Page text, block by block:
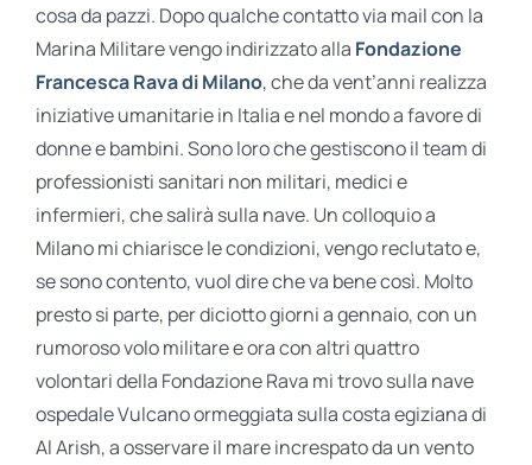
cosa da pazzi. Dopo qualche contatto via mail con la
Marina Militare vengo indirizzato alla Fondazione
Francesca Rava di Milano, che da vent’anni realizza
iniziative umanitarie in Italia e nel mondo a favore di
donne e bambini. Sono loro che gestiscono il team di
professionisti sanitari non militari, medici e
infermieri, che salirà sulla nave. Un colloquio a
Milano mi chiarisce le condizioni, vengo reclutato e,
se sono contento, vuol dire che va bene così. Molto
presto si parte, per diciotto giorni a gennaio, con un
rumoroso volo militare e ora con altri quattro
volontari della Fondazione Rava mi trovo sulla nave
ospedale Vulcano ormeggiata sulla costa egiziana di
Al Arish, a osservare il mare increspato da un vento